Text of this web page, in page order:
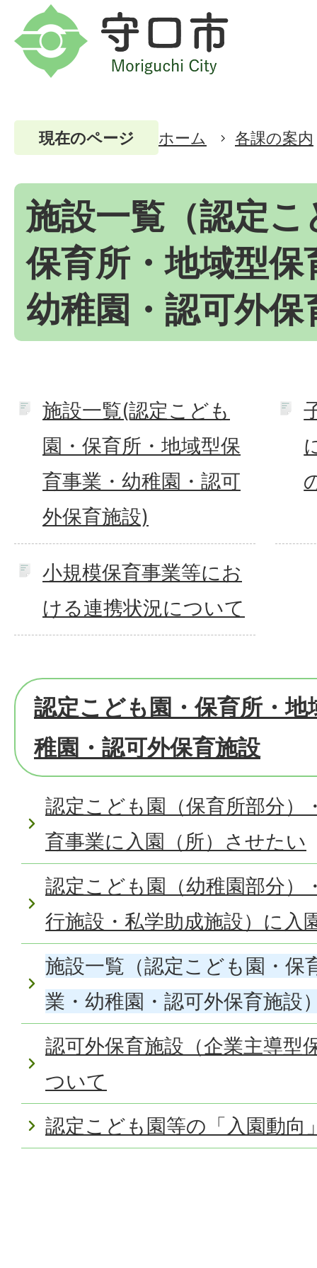
現在のページ ホーム 各課の案内
施設一覧（認定こ
保育所・地域型保
幼稚園・認可外保
施設一覧(認定こども
園・保育所・地域型保
育事業・幼稚園・認可
外保育施設)
小規模保育事業等にお
ける連携状況について
認定こども園・保育所・地
稚園・認可外保育施設
認定こども園（保育所部分）
育事業に入園（所）させたい
認定こども園（幼稚園部分）
行施設・私学助成施設）に入
施設一覧（認定こども園・保
業・幼稚園・認可外保育施設
認可外保育施設（企業主導型
ついて
認定こども園等の「入園動向